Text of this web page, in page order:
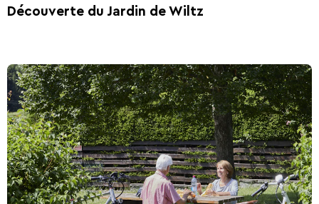
Découverte du Jardin de Wiltz